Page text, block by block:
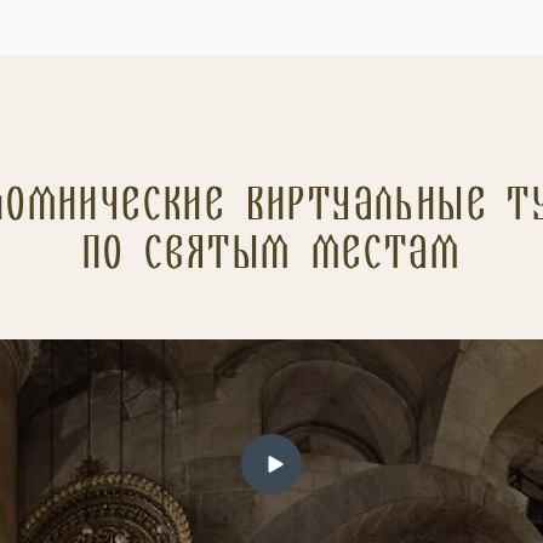
Виртуальные
по святым местам